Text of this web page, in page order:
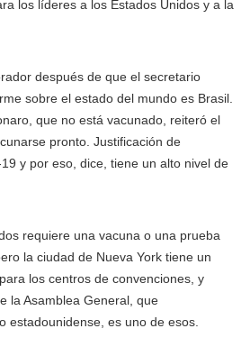
los líderes a los Estados Unidos y a la
después de que el secretario
sobre el estado del mundo es Brasil.
que no está vacunado, reiteró el
pronto. Justificación de
y por eso, dice, tiene un alto nivel de
requiere una vacuna o una prueba
la ciudad de Nueva York tiene un
los centros de convenciones, y
la Asamblea General, que
estadounidense, es uno de esos.